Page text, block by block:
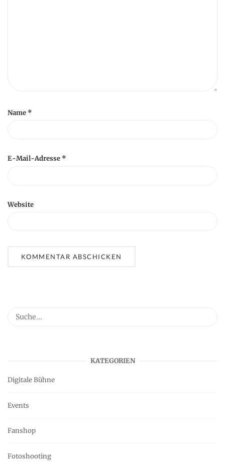
Name *
E-Mail-Adresse *
Website
KATEGORIEN
Digitale Bühne
Events
Fanshop
Fotoshooting